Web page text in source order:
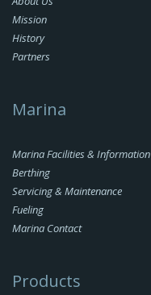
Mission
History
Partners
Marina
Marina Facilities & Information
Berthing
Servicing & Maintenance
Fueling
Marina Contact
Products